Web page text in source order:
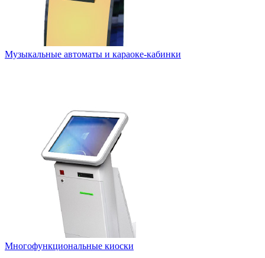
Музыкальные автоматы и караоке-кабинки
Многофункциональные киоски